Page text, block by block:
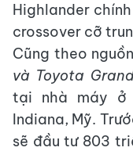
Highlander
crossover cỡ
Cũng theo
và Toyota
tại nhà máy ở
Indiana, Mỹ.
sẽ đầu tư 803